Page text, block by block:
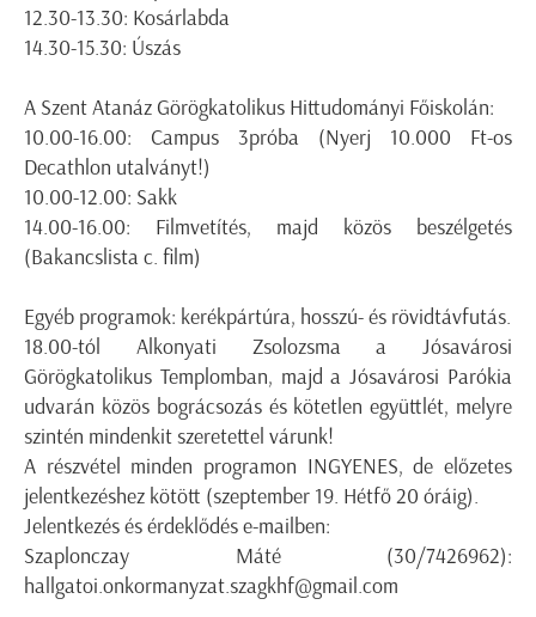
12.30-13.30: Kosárlabda
14.30-15.30: Úszás
A Szent Atanáz Görögkatolikus Hittudományi Főiskolán:
10.00-16.00: Campus 3próba (Nyerj 10.000 Ft-os
Decathlon utalványt!)
10.00-12.00: Sakk
14.00-16.00: Filmvetítés, majd közös beszélgetés
(Bakancslista c. film)
Egyéb programok: kerékpártúra, hosszú- és rövidtávfutás.
18.00-tól Alkonyati Zsolozsma a Jósavárosi
Görögkatolikus Templomban, majd a Jósavárosi Parókia
udvarán közös bográcsozás és kötetlen együttlét, melyre
szintén mindenkit szeretettel várunk!
A részvétel minden programon INGYENES, de előzetes
jelentkezéshez kötött (szeptember 19. Hétfő 20 óráig).
Jelentkezés és érdeklődés e-mailben:
Szaplonczay Máté (30/7426962):
hallgatoi.onkormanyzat.szagkhf@gmail.com